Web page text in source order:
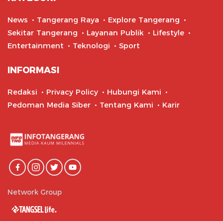
News Tangerang Raya
Explore Tangerang
Sekitar Tangerang
Layanan Publik
Lifestyle
Entertainment
Teknologi Sport
INFORMASI
Redaksi Privacy Policy
Hubungi Kami
Pedoman Media Siber
Tentang Kami Karir
Network Group